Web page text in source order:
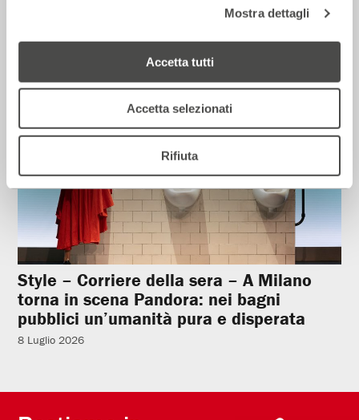
Mostra dettagli
Accetta tutti
Accetta selezionati
Rifiuta
Style – Corriere della sera – A Milano
torna in scena Pandora: nei bagni
pubblici un’umanità pura e disperata
8 Luglio 2026